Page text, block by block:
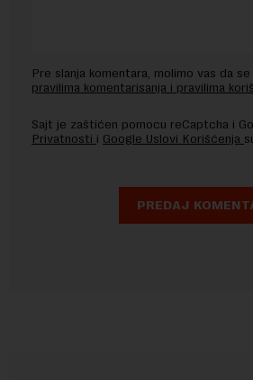
Pre slanja komentara, molimo vas da
pravilima komentarisanja i pravilima
Sajt je zaštićen pomocu reCaptcha i
Privatnosti i Google Uslovi Korišćenja